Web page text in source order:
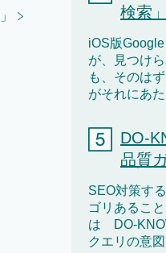
」
検索」
iOS版
が、見つけ
も、そのは
がそれにあ
DO-
品質
SEO対策す
ゴリあるこ
は DO-
クエリの意